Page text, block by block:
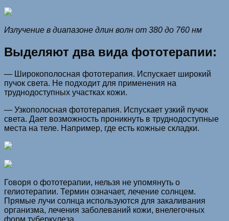
Излучение в диапазоне длин волн от 380 до 760 нм
Выделяют два вида фототерапии:
— Широкополосная фототерапия. Испускает широкий
пучок света. Не подходит для применения на
труднодоступных участках кожи.
— Узкополосная фототерапия. Испускает узкий пучок
света. Дает возможность проникнуть в труднодоступные
места на теле. Например, где есть кожные складки.
Говоря о фототерапии, нельзя не упомянуть о
гелиотерапии. Термин означает, лечение солнцем.
Прямые лучи солнца используются для закаливания
организма, лечения заболеваний кожи, внелегочных
форм туберкулеза.